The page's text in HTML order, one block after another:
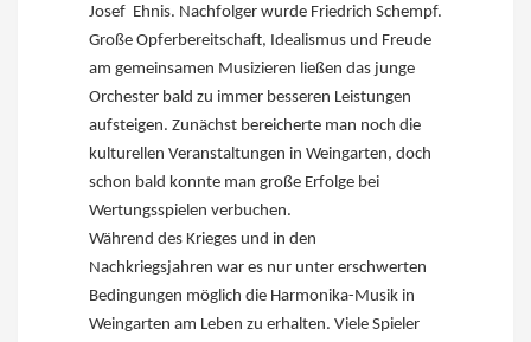
Josef Ehnis. Nachfolger wurde Friedrich Schempf.
Große Opferbereitschaft, Idealismus und Freude
am gemeinsamen Musizieren ließen das junge
Orchester bald zu immer besseren Leistungen
aufsteigen. Zunächst bereicherte man noch die
kulturellen Veranstaltungen in Weingarten, doch
schon bald konnte man große Erfolge bei
Wertungsspielen verbuchen.
Während des Krieges und in den
Nachkriegsjahren war es nur unter erschwerten
Bedingungen möglich die Harmonika-Musik in
Weingarten am Leben zu erhalten. Viele Spieler